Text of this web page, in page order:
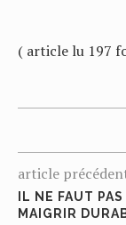
( article lu 197
article
IL NE FAUT
MAIGRIR